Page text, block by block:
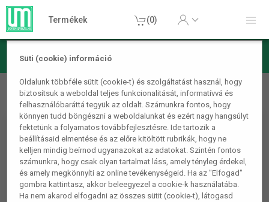
Süti (cookie) információ
Oldalunk többféle sütit (cookie-t) és szolgáltatást használ, hogy
biztosítsuk a weboldal teljes funkcionalitását, informatívvá és
felhasználóbaráttá tegyük az oldalt. Számunkra fontos, hogy
könnyen tudd böngészni a weboldalunkat és ezért nagy hangsúlyt
fektetünk a folyamatos továbbfejlesztésre. Ide tartozik a
beállításaid elmentése és az előre kitöltött rubrikák, hogy ne
kelljen mindig beírnod ugyanazokat az adatokat. Szintén fontos
számunkra, hogy csak olyan tartalmat láss, amely tényleg érdekel,
és amely megkönnyíti az online tevékenységeid. Ha az "Elfogad"
gombra kattintasz, akkor beleegyezel a cookie-k használatába.
Ha nem akarod elfogadni az összes sütit (cookie-t), látogasd
Termékek (0)
Konyhai termékek Konyhai kiegészítők
Tűzhelyvédő fólia
szett 4 db/szett